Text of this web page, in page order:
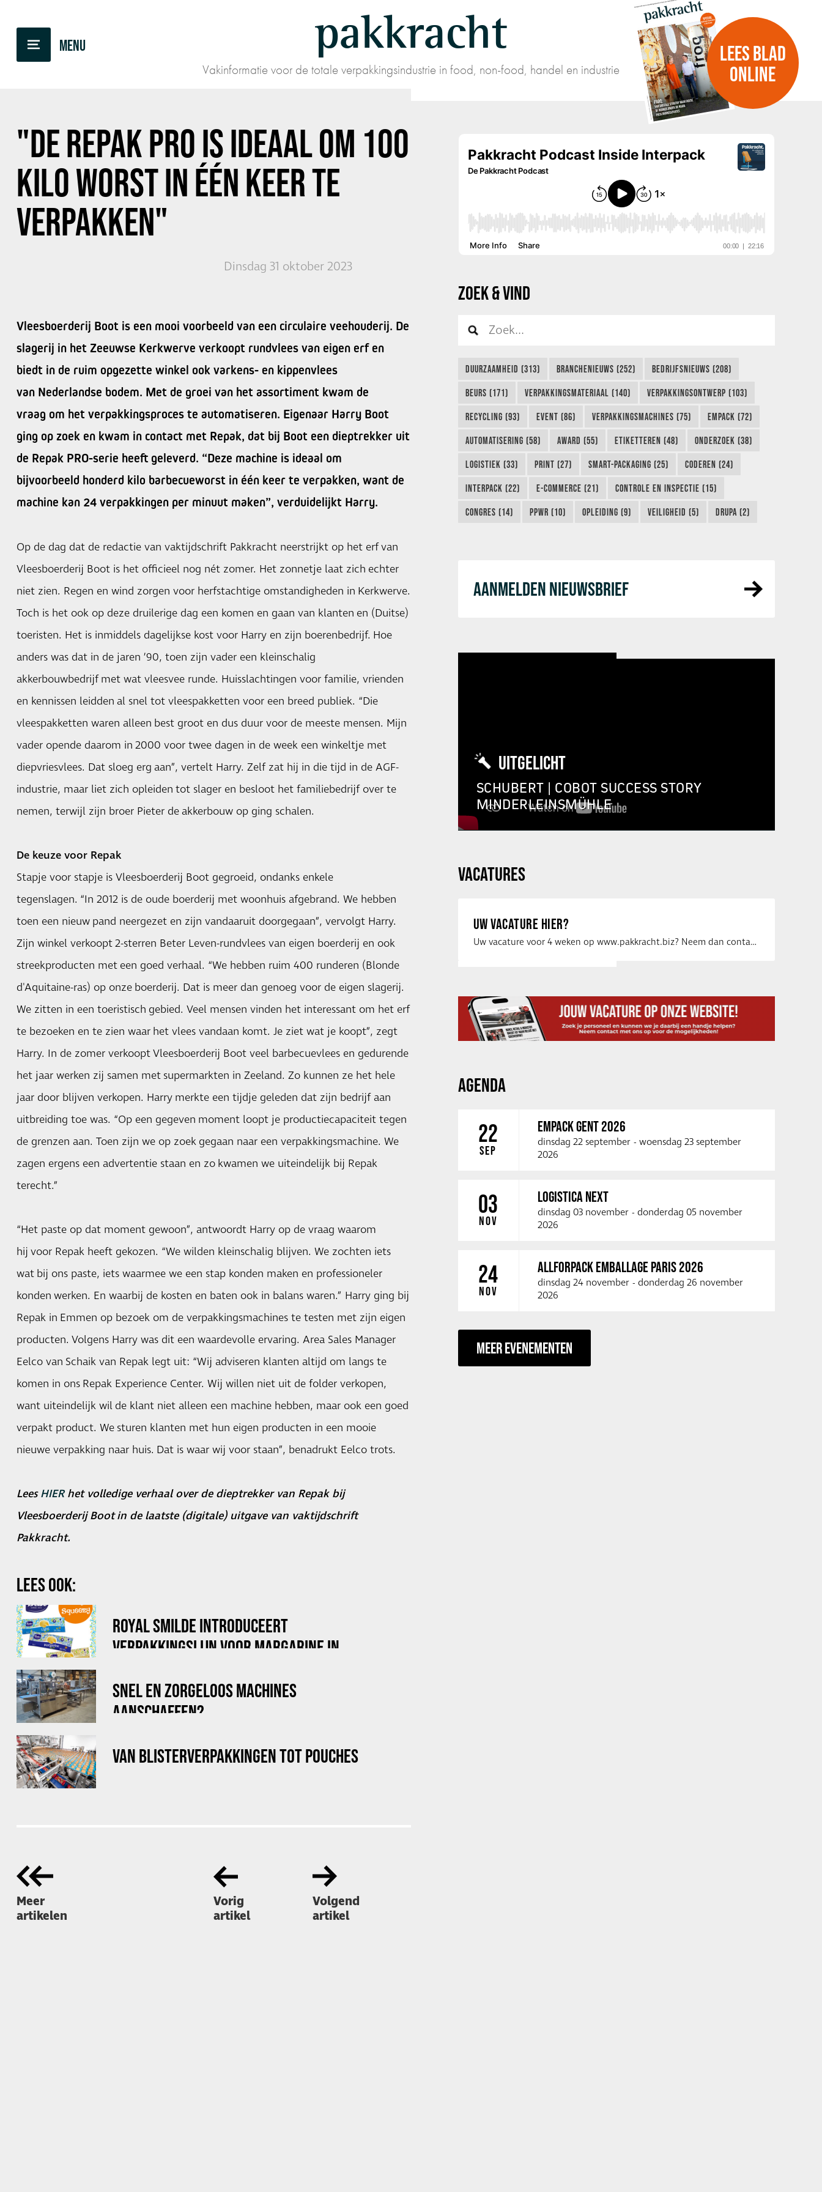
pakkracht
Vakinformatie voor de totale verpakkingsindustrie in food, non-food, handel en industrie
LEES BLAD
ONLINE
"DE REPAK PRO IS IDEAAL OM 100
KILO WORST IN ÉÉN KEER TE
VERPAKKEN"
Dinsdag 31 oktober 2023
Vleesboerderij Boot is een mooi voorbeeld van een circulaire veehouderij. De
slagerij in het Zeeuwse Kerkwerve verkoopt rundvlees van eigen erf en
biedt in de ruim opgezette winkel ook varkens- en kippenvlees
van Nederlandse bodem. Met de groei van het assortiment kwam de
vraag om het verpakkingsproces te automatiseren. Eigenaar Harry Boot
ging op zoek en kwam in contact met Repak, dat bij Boot een dieptrekker uit
de Repak PRO-serie heeft geleverd. “Deze machine is ideaal om
bijvoorbeeld honderd kilo barbecueworst in één keer te verpakken, want de
machine kan 24 verpakkingen per minuut maken”, verduidelijkt Harry.
Op de dag dat de redactie van vaktijdschrift Pakkracht neerstrijkt op het erf van
Vleesboerderij Boot is het officieel nog nét zomer. Het zonnetje laat zich echter
niet zien. Regen en wind zorgen voor herfstachtige omstandigheden in Kerkwerve.
Toch is het ook op deze druilerige dag een komen en gaan van klanten en (Duitse)
toeristen. Het is inmiddels dagelijkse kost voor Harry en zijn boerenbedrijf. Hoe
anders was dat in de jaren ’90, toen zijn vader een kleinschalig
akkerbouwbedrijf met wat vleesvee runde. Huisslachtingen voor familie, vrienden
en kennissen leidden al snel tot vleespakketten voor een breed publiek. “Die
vleespakketten waren alleen best groot en dus duur voor de meeste mensen. Mijn
vader opende daarom in 2000 voor twee dagen in de week een winkeltje met
diepvriesvlees. Dat sloeg erg aan”, vertelt Harry. Zelf zat hij in die tijd in de AGF-
industrie, maar liet zich opleiden tot slager en besloot het familiebedrijf over te
nemen, terwijl zijn broer Pieter de akkerbouw op ging schalen.
De keuze voor Repak
Stapje voor stapje is Vleesboerderij Boot gegroeid, ondanks enkele
tegenslagen. “In 2012 is de oude boerderij met woonhuis afgebrand. We hebben
toen een nieuw pand neergezet en zijn vandaaruit doorgegaan”, vervolgt Harry.
Zijn winkel verkoopt 2-sterren Beter Leven-rundvlees van eigen boerderij en ook
streekproducten met een goed verhaal. “We hebben ruim 400 runderen (Blonde
d'Aquitaine-ras) op onze boerderij. Dat is meer dan genoeg voor de eigen slagerij.
We zitten in een toeristisch gebied. Veel mensen vinden het interessant om het erf
te bezoeken en te zien waar het vlees vandaan komt. Je ziet wat je koopt”, zegt
Harry. In de zomer verkoopt Vleesboerderij Boot veel barbecuevlees en gedurende
het jaar werken zij samen met supermarkten in Zeeland. Zo kunnen ze het hele
jaar door blijven verkopen. Harry merkte een tijdje geleden dat zijn bedrijf aan
uitbreiding toe was. “Op een gegeven moment loopt je productiecapaciteit tegen
de grenzen aan. Toen zijn we op zoek gegaan naar een verpakkingsmachine. We
zagen ergens een advertentie staan en zo kwamen we uiteindelijk bij Repak
terecht.”
“Het paste op dat moment gewoon”, antwoordt Harry op de vraag waarom
hij voor Repak heeft gekozen. “We wilden kleinschalig blijven. We zochten iets
wat bij ons paste, iets waarmee we een stap konden maken en professioneler
konden werken. En waarbij de kosten en baten ook in balans waren.” Harry ging bij
Repak in Emmen op bezoek om de verpakkingsmachines te testen met zijn eigen
producten. Volgens Harry was dit een waardevolle ervaring. Area Sales Manager
Eelco van Schaik van Repak legt uit: “Wij adviseren klanten altijd om langs te
komen in ons Repak Experience Center. Wij willen niet uit de folder verkopen,
want uiteindelijk wil de klant niet alleen een machine hebben, maar ook een goed
verpakt product. We sturen klanten met hun eigen producten in een mooie
nieuwe verpakking naar huis. Dat is waar wij voor staan”, benadrukt Eelco trots.
LeesHIERhet volledige verhaal over de dieptrekker van Repak bij
Vleesboerderij Boot in de laatste (digitale) uitgave van vaktijdschrift
Pakkracht.
LEES OOK:
ROYAL SMILDE INTRODUCEERT
VERPAKKINGSLIJN VOOR MARGARINE IN
SNEL EN ZORGELOOS MACHINES
AANSCHAFFEN?
VAN BLISTERVERPAKKINGEN TOT POUCHES
Meer
artikelen
Vorig
artikel
Volgend
artikel
ZOEK & VIND
DUURZAAMHEID (313) BRANCHENIEUWS (252) BEDRIJFSNIEUWS (208)
BEURS (171) VERPAKKINGSMATERIAAL (140) VERPAKKINGSONTWERP (103)
RECYCLING (93) EVENT (86) VERPAKKINGSMACHINES (75) EMPACK (72)
AUTOMATISERING (58) AWARD (55) ETIKETTEREN (48) ONDERZOEK (38)
LOGISTIEK (33) PRINT (27) SMART-PACKAGING (25) CODEREN (24)
INTERPACK (22) E-COMMERCE (21) CONTROLE EN INSPECTIE (15)
CONGRES (14) PPWR (10) OPLEIDING (9) VEILIGHEID (5) DRUPA (2)
AANMELDEN NIEUWSBRIEF
UITGELICHT
SCHUBERT | COBOT SUCCESS STORY
MINDERLEINSMÜHLE
VACATURES
UW VACATURE HIER?
Uw vacature voor 4 weken op www.pakkracht.biz? Neem dan contact op met Yannick van …
AGENDA
22
SEP
EMPACK GENT 2026
dinsdag 22 september - woensdag 23 september
2026
03
NOV
LOGISTICA NEXT
dinsdag 03 november - donderdag 05 november
2026
24
NOV
ALLFORPACK EMBALLAGE PARIS 2026
dinsdag 24 november - donderdag 26 november
2026
MEER EVENEMENTEN